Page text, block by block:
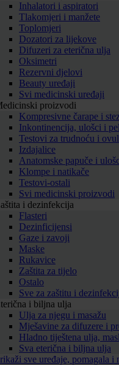
Inhalatori i aspiratori
Tlakomjeri i manžete
Toplomjeri
Dozatori za lijekove
Difuzeri za eterična ulja
Oksimetri
Rezervni djelovi
Beauty uređaji
Svi medicinski uređaji
proizvodi
Kompresivne čarape i
Inkontinencija, ulošci i
Testovi za trudnoću i
Izdajalice
Anatomske papuče i
Klompe i natikače
Testovi-ostali
Svi medicinski proizvodi
i dezinfekcija
Flasteri
Dezinficijensi
Gaze i zavoji
Maske
Rukavice
Zaštita za tijelo
Ostalo
Sve za zaštitu i
i biljna ulja
Ulja za njegu i masažu
Mješavine za difuzere i
Hladno tiještena ulja,
Sva eterična i biljna ulja
sve uređaje, pomagala i